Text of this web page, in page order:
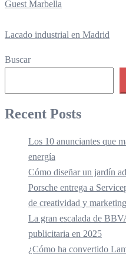
Guest Marbella
Lacado industrial en Madrid
Buscar
Recent Posts
Los 10 anunciantes que
energía
Cómo diseñar un jardín
Porsche entrega a
de creatividad y marketing
La gran escalada de
publicitaria en 2025
¿Cómo ha convertido